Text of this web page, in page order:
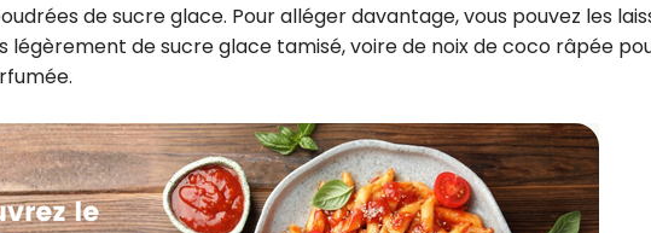
de sucre glace. Pour alléger davantage, vous pouvez les
légèrement de sucre glace tamisé, voire de noix de coco râpée